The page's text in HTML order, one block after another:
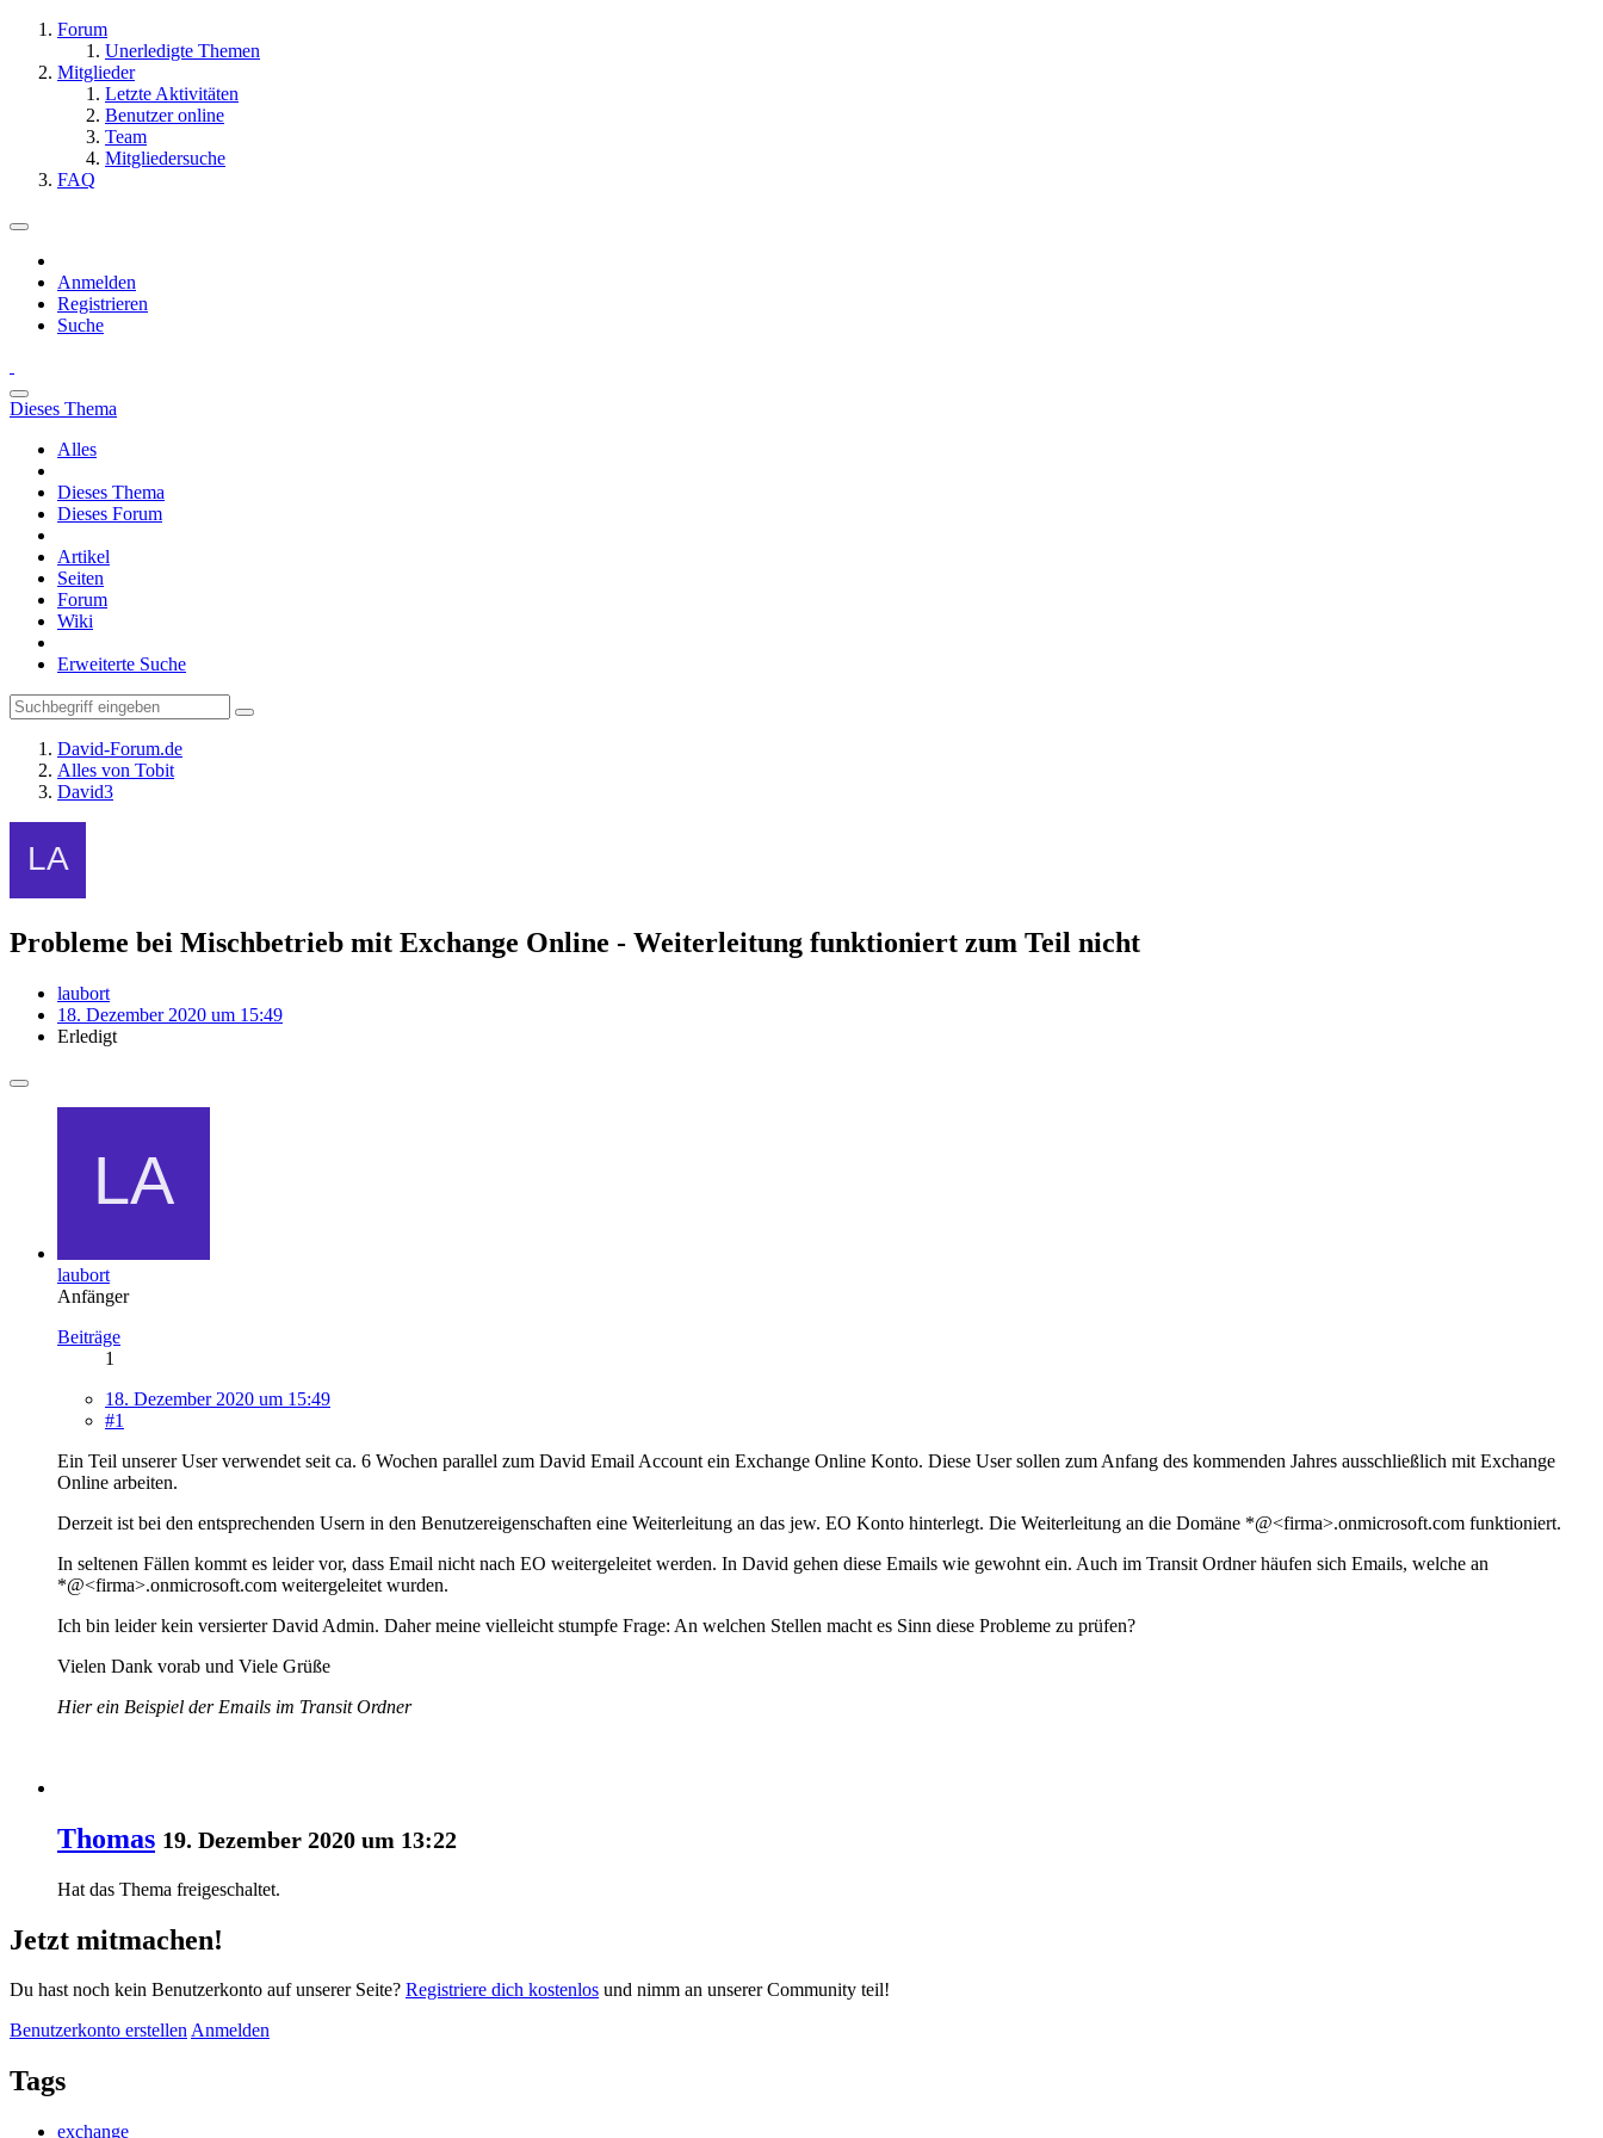
Forum
Unerledigte Themen
Mitglieder
Letzte Aktivitäten
Benutzer online
Team
Mitgliedersuche
FAQ
Anmelden
Registrieren
Suche
Dieses Thema
Alles
Dieses Thema
Dieses Forum
Artikel
Seiten
Forum
Wiki
Erweiterte Suche
David-Forum.de
Alles von Tobit
David3
Probleme bei Mischbetrieb mit Exchange Online - Weiterleitung funktioniert zum Teil nicht
laubort
18. Dezember 2020 um 15:49
Erledigt
laubort
Anfänger
Beiträge
1
18. Dezember 2020 um 15:49
#1
Ein Teil unserer User verwendet seit ca. 6 Wochen parallel zum David Email Account ein Exchange Online Konto. Diese User sollen zum Anfang des kommenden Jahres ausschließlich mit Exchange
Online arbeiten.
Derzeit ist bei den entsprechenden Usern in den Benutzereigenschaften eine Weiterleitung an das jew. EO Konto hinterlegt. Die Weiterleitung an die Domäne *@<firma>.onmicrosoft.com funktioniert.
In seltenen Fällen kommt es leider vor, dass Email nicht nach EO weitergeleitet werden. In David gehen diese Emails wie gewohnt ein. Auch im Transit Ordner häufen sich Emails, welche an
*@<firma>.onmicrosoft.com weitergeleitet wurden.
Ich bin leider kein versierter David Admin. Daher meine vielleicht stumpfe Frage: An welchen Stellen macht es Sinn diese Probleme zu prüfen?
Vielen Dank vorab und Viele Grüße
Hier ein Beispiel der Emails im Transit Ordner
Thomas 19. Dezember 2020 um 13:22
Hat das Thema freigeschaltet.
Jetzt mitmachen!
Du hast noch kein Benutzerkonto auf unserer Seite? Registriere dich kostenlos und nimm an unserer Community teil!
Benutzerkonto erstellenAnmelden
Tags
exchange